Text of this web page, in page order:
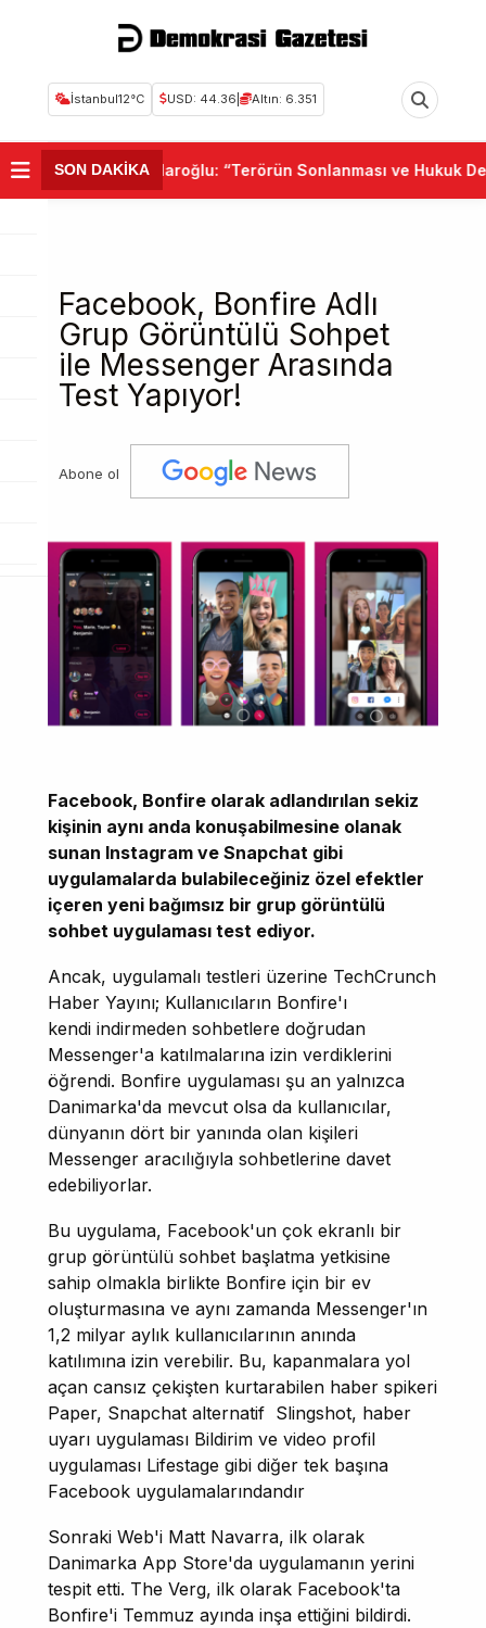
İstanbul12°C USD: 44.36 Altın: 6.351
SON DAKİKA
• Kemal Kılıçdaroğlu: “Terörün Sonlanması ve Hukuk
Facebook, Bonfire Adlı
Grup Görüntülü Sohpet
ile Messenger Arasında
Test Yapıyor!
Abone ol
Facebook, Bonfire olarak adlandırılan sekiz
kişinin aynı anda konuşabilmesine olanak
sunan Instagram ve Snapchat gibi
uygulamalarda bulabileceğiniz özel efektler
içeren yeni bağımsız bir grup görüntülü
sohbet uygulaması test ediyor.
Ancak, uygulamalı testleri üzerine TechCrunch
Haber Yayını; Kullanıcıların Bonfire'ı
kendi indirmeden sohbetlere doğrudan
Messenger'a katılmalarına izin verdiklerini
öğrendi. Bonfire uygulaması şu an yalnızca
Danimarka'da mevcut olsa da kullanıcılar,
dünyanın dört bir yanında olan kişileri
Messenger aracılığıyla sohbetlerine davet
edebiliyorlar.
Bu uygulama, Facebook'un çok ekranlı bir
grup görüntülü sohbet başlatma yetkisine
sahip olmakla birlikte Bonfire için bir ev
oluşturmasına ve aynı zamanda Messenger'ın
1,2 milyar aylık kullanıcılarının anında
katılımına izin verebilir. Bu, kapanmalara yol
açan cansız çekişten kurtarabilen haber spikeri
Paper, Snapchat alternatif Slingshot, haber
uyarı uygulaması Bildirim ve video profil
uygulaması Lifestage gibi diğer tek başına
Facebook uygulamalarındandır
Sonraki Web'i Matt Navarra, ilk olarak
Danimarka App Store'da uygulamanın yerini
tespit etti. The Verg, ilk olarak Facebook'ta
Bonfire'i Temmuz ayında inşa ettiğini bildirdi.